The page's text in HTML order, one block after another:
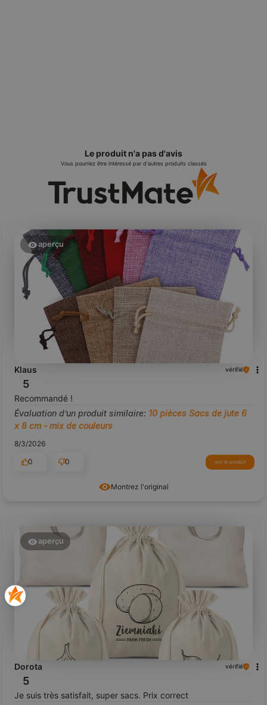
Le produit n'a pas d'avis
Vous pourriez être intéressé par d'autres produits classés
Montrez l'original
aperçu
Klaus vérifié
5
Recommandé !
Évaluation d’un produit similaire: 10 pièces Sacs de jute 6
x 8 cm - mix de couleurs
8/3/2026
0
0 voir le produit
aperçu
Dorota vérifié
5
Je suis très satisfait, super sacs. Prix correct